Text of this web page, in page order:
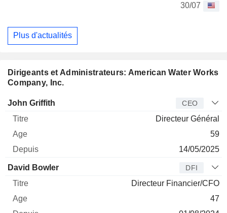
30/07
Plus d'actualités
Dirigeants et Administrateurs: American Water Works
Company, Inc.
Dirigeant Titre
John Griffith CEO
Directeur Général
59
14/05/2025
David Bowler DFI
Directeur Financier/CFO
47